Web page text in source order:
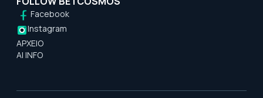
Facebook
Instagram
ΑΡΧΕΙΟ
AI INFO